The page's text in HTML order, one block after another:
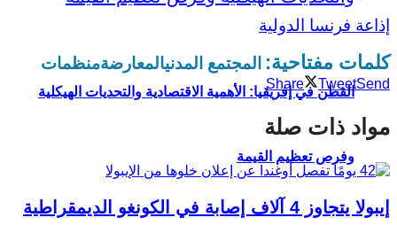
القطن في إفريقيا: الأهمية الاقتصادية والتحديات الهيكلية
وفرص تعظيم القيمة
إذاعة فرنسا الدولية
كلمات مفتاحية: المجتمع المدنيالمعارضةمنظمات
Share TweetSend
مواد ذات صلة
إيبولا يتجاوز 4 آلاف إصابة في الكونغو الديمقراطية